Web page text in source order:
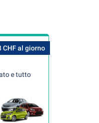
CHF al giorno
e tutto